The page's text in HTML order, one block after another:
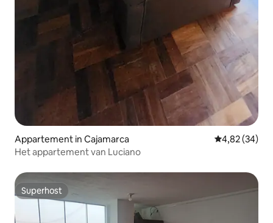
Appartement in Cajamarca Gemiddelde
4,82 (34)
Het appartement van Luciano
Superhost
Superhost